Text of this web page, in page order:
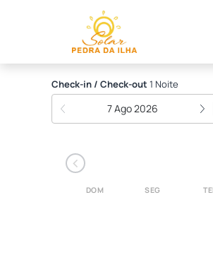
Solar Pedra da
Check-in / Check-out 1 Noite
7 Ago 2026
‹
DOM SEG